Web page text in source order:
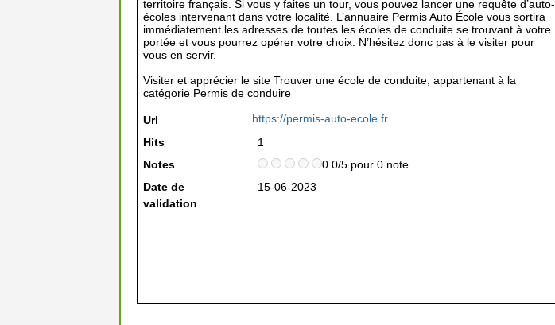
territoire français. Si vous y faites un tour, vous pouvez lancer une requête d’auto-
écoles intervenant dans votre localité. L’annuaire Permis Auto École vous sortira
immédiatement les adresses de toutes les écoles de conduite se trouvant à votre
portée et vous pourrez opérer votre choix. N’hésitez donc pas à le visiter pour
vous en servir.
Visiter et apprécier le site Trouver une école de conduite, appartenant à la
catégorie Permis de conduire
Url
https://permis-auto-ecole.fr
Hits
1
Notes
0.0/5 pour 0 note
Date de
validation
15-06-2023